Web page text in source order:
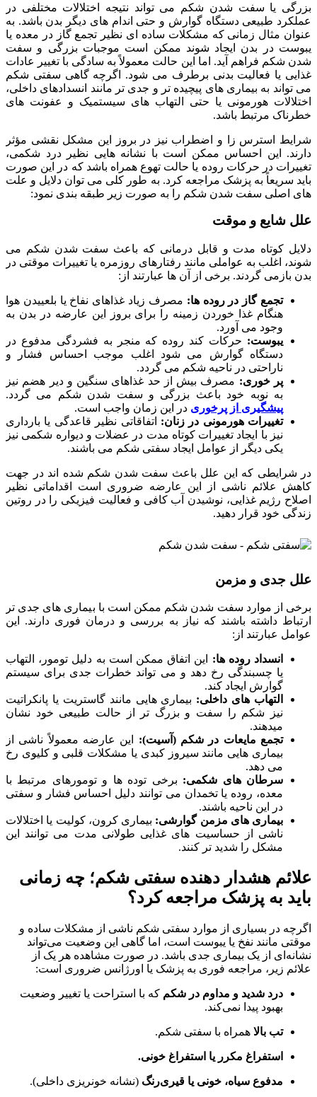
بزرگی یا سفت شدن شکم می تواند نتیجه اختلالات مختلفی در
عملکرد طبیعی دستگاه گوارش و حتی اندام های دیگر بدن باشد. به
عنوان مثال زمانی که مشکلات ساده ای نظیر تجمع گاز در معده یا
یبوست در بدن ایجاد شوند ممکن است موجبات بزرگی و سفت
شدن شکم فراهم آید. اما این حالت معمولاً به سادگی با تغییر عادات
غذایی یا فعالیت بدنی برطرف می شود. اگرچه گاهی سفتی شکم
می تواند به بیماری های پیچیده تر و جدی تر مانند انسدادهای داخلی،
اختلالات هورمونی یا حتی التهاب های سیستمیک و عفونت های
خطرناک مرتبط باشد.
شرایط استرس زا و اضطراب نیز در بروز این مشکل نقشی مؤثر
دارند. این احساس ممکن است با نشانه هایی نظیر درد شکمی،
تغییرات در حرکات روده یا حالت تهوع همراه باشد که در این صورت
باید سریعاً به پزشک مراجعه کرد. به طور کلی می توان دلایل و علت
های اصلی سفت شدن شکم را به صورت زیر طبقه بندی نمود:
علل شایع و موقت
دلایل کوتاه مدت و قابل درمانی که باعث سفت شدن شکم می
شوند، اغلب به عواملی مانند رفتارهای روزمره یا تغییرات موقتی در
بدن بازمی گردند. برخی از آن ها عبارتند از:
تجمع گاز در روده ها: مصرف زیاد غذاهای نفاخ یا بلعییدن هوا
هنگام غذا خوردن زمینه را برای بروز این عارضه در بدن به
وجود می آورد.
یبوست: حرکات کند روده که منجر به فشردگی مدفوع در
دستگاه گوارش می شود اغلب موجب احساس فشار و
ناراحتی در ناحیه شکم می گردد.
پر خوری: مصرف بیش از حد غذاهای سنگین و دیر هضم نیز
به نوبه خود باعث بزرگی و سفت شدن شکم می گردد.
پیشگیری از پرخوری در این زمان واجب است.
تغییرات هورمونی در زنان: اتفاقاتی نظیر قاعدگی یا بارداری
نیز با ایجاد تغییرات کوتاه مدت در عضلات و دیواره شکمی نیز
یکی دیگر از عوامل ایجاد سفتی شکم می باشند.
در شرایطی که این علل باعث سفت شدن شکم شده اند در جهت
کاهش علائم ناشی از این عارضه ضروری است اقداماتی نظیر
اصلاح رژیم غذایی، نوشیدن آب کافی و فعالیت فیزیکی را در روتین
زندگی خود قرار دهید.
علل جدی و مزمن
برخی از موارد سفت شدن شکم ممکن است با بیماری های جدی تر
ارتباط داشته باشند که نیاز به بررسی و درمان فوری دارند. این
عوامل عبارتند از:
انسداد روده ها: این اتفاق ممکن است به دلیل تومور، التهاب
یا چسبندگی رخ دهد و می تواند خطرات جدی برای سیستم
گوارش ایجاد کند.
التهاب های داخلی: بیماری هایی مانند گاستریت یا پانکراتیت
نیز شکم را سفت و بزرگ تر از حالت طبیعی خود نشان
میدهند.
تجمع مایعات در شکم (آسیت): این عارضه معمولاً ناشی از
بیماری هایی مانند سیروز کبدی یا مشکلات قلبی و کلیوی رخ
می دهد.
سرطان های شکمی: برخی توده ها و تومورهای مرتبط با
معده، روده یا تخمدان می توانند دلیل احساس فشار و سفتی
در این ناحیه باشند.
بیماری های مزمن گوارشی: بیماری کرون، کولیت یا اختلالات
ناشی از حساسیت های غذایی طولانی مدت می توانند این
مشکل را شدید تر کنند.
علائم هشدار دهنده سفتی شکم؛ چه زمانی
باید به پزشک مراجعه کرد؟
اگرچه در بسیاری از موارد سفتی شکم ناشی از مشکلات ساده و
موقتی مانند نفخ یا یبوست است، اما گاهی این وضعیت می‌تواند
نشانه‌ای از یک بیماری جدی باشد. در صورت مشاهده هر یک از
علائم زیر، مراجعه فوری به پزشک یا اورژانس ضروری است:
درد شدید و مداوم در شکم که با استراحت یا تغییر وضعیت
بهبود پیدا نمی‌کند.
تب بالا همراه با سفتی شکم.
استفراغ مکرر یا استفراغ خونی.
مدفوع سیاه، خونی یا قیری‌رنگ (نشانه خونریزی داخلی).